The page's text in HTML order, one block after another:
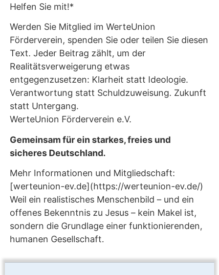
Helfen Sie mit!*
Werden Sie Mitglied im WerteUnion
Förderverein, spenden Sie oder teilen Sie diesen
Text. Jeder Beitrag zählt, um der
Realitätsverweigerung etwas
entgegenzusetzen: Klarheit statt Ideologie.
Verantwortung statt Schuldzuweisung. Zukunft
statt Untergang.
WerteUnion Förderverein e.V.
Gemeinsam für ein starkes, freies und
sicheres Deutschland.
Mehr Informationen und Mitgliedschaft:
[werteunion-ev.de](https://werteunion-ev.de/)
Weil ein realistisches Menschenbild – und ein
offenes Bekenntnis zu Jesus – kein Makel ist,
sondern die Grundlage einer funktionierenden,
humanen Gesellschaft.